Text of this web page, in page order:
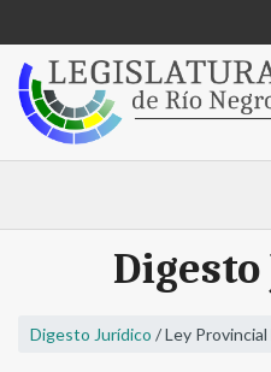
Digesto Jurídico / Ley Provincial